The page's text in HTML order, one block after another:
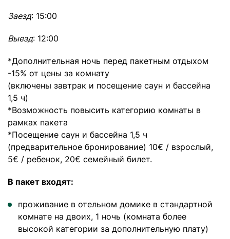
Заезд: 15:00
Выезд: 12:00
*Дополнительная ночь перед пакетным отдыхом
-15% от цены за комнату
(включены завтрак и посещение саун и бассейна
1,5 ч)
*Возможность повысить категорию комнаты в
рамках пакета
*Посещение саун и бассейна 1,5 ч
(предварительное бронирование) 10€ / взрослый,
5€ / ребенок, 20€ семейный билет.
В пакет входят:
проживание в отельном домике в стандартной
комнате на двоих, 1 ночь (комната более
высокой категории за дополнительную плату)